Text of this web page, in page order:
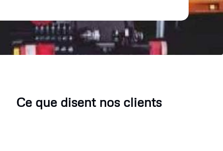
Ce que disent nos clients